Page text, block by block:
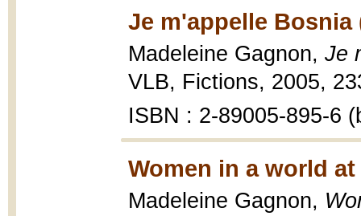
Je m'appelle Bosnia
Madeleine Gagnon, Je
VLB, Fictions, 2005,
ISBN : 2-89005-895-6
Women in a world at
Madeleine Gagnon,